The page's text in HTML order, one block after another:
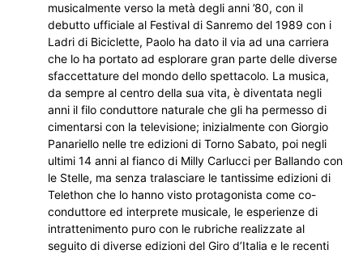
musicalmente verso la metà degli anni ’80, con il
debutto ufficiale al Festival di Sanremo del 1989 con i
Ladri di Biciclette, Paolo ha dato il via ad una carriera
che lo ha portato ad esplorare gran parte delle diverse
sfaccettature del mondo dello spettacolo. La musica,
da sempre al centro della sua vita, è diventata negli
anni il filo conduttore naturale che gli ha permesso di
cimentarsi con la televisione; inizialmente con Giorgio
Panariello nelle tre edizioni di Torno Sabato, poi negli
ultimi 14 anni al fianco di Milly Carlucci per Ballando con
le Stelle, ma senza tralasciare le tantissime edizioni di
Telethon che lo hanno visto protagonista come co-
conduttore ed interprete musicale, le esperienze di
intrattenimento puro con le rubriche realizzate al
seguito di diverse edizioni del Giro d’Italia e le recenti